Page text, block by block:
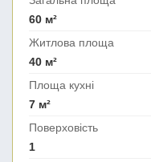
60 м²
Житлова площа
40 м²
Площа кухні
7 м²
Поверховість
1